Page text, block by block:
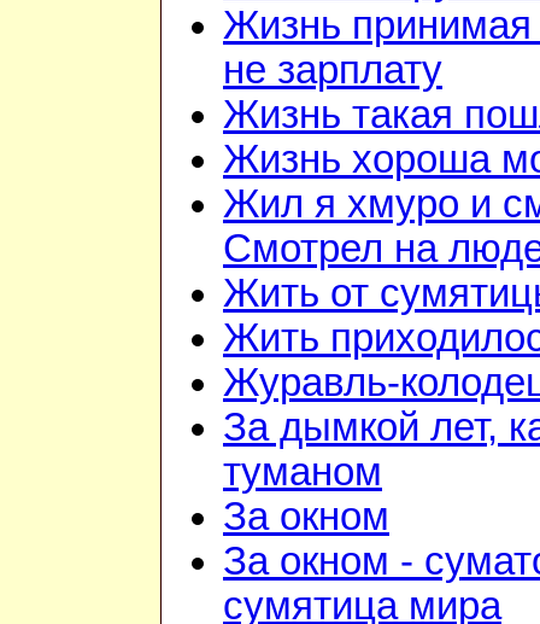
Жизнь
не зарплату
Жизнь такая
Жизнь хороша
Жил я хмуро и
Смотрел на
Жить от
Жить
Журавль-
За дымкой лет,
туманом
За окном
За окном -
сумятица мира